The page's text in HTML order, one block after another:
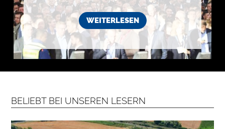
➔
h
r
a
e
e
D
e
k
WEITERLESEN
BELIEBT BEI UNSEREN LESERN